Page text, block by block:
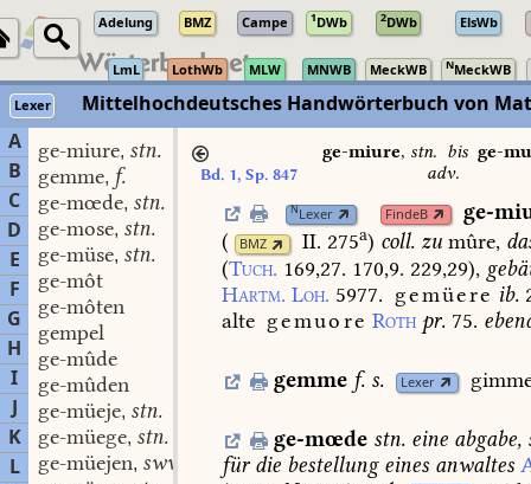
Adelung BMZ Campe 1DWb 2DWb ElsWb
LmL LothWb MLW MNWB MeckWB NMeckWB
Lexer
Mittelhochdeutsches Handwörterbuch von
A
B
C
D
E
F
G
H
I
J
K
L
ge-miure, stn.
gemme, f.
ge-mœde, stn.
ge-mose, stn.
ge-müse, stn.
ge-môt
ge-môten
gempel
ge-mûde
ge-mûden
ge-müeje, stn.
ge-müege, stn.
ge-müejen, swv.
Bd. 1, Sp. 847
ge-miure, stn. bis ge-
adv.
NLexer FindeB
ge-
(
BMZ II. 275a) coll. zu mûre,
(Tuch. 169,27. 170,9. 229,29),
Hartm. Loh. 5977. gemüere ib.
alte gemuore Roth pr. 75.
gemme f. s. Lexer
ge-mœde stn. eineabgabe,
fürdie bestellungeines anwaltes